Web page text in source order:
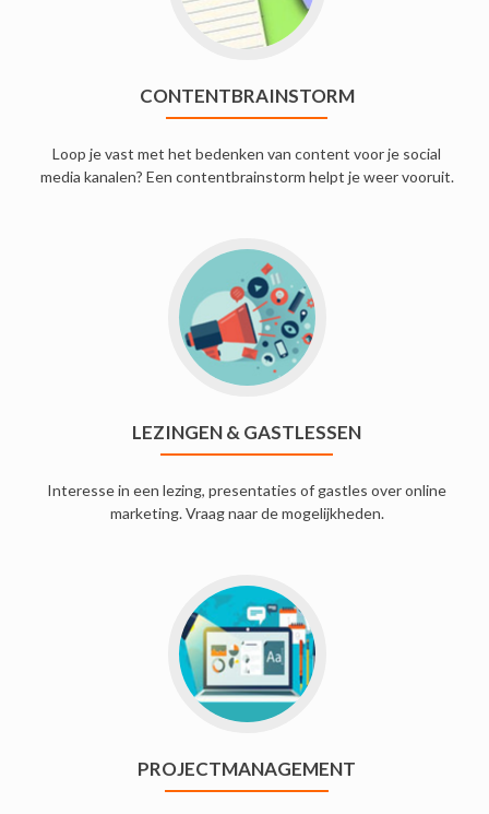
CONTENTBRAINSTORM
Loop je vast met het bedenken van content voor je social
media kanalen? Een contentbrainstorm helpt je weer vooruit.
LEZINGEN & GASTLESSEN
Interesse in een lezing, presentaties of gastles over online
marketing. Vraag naar de mogelijkheden.
PROJECTMANAGEMENT